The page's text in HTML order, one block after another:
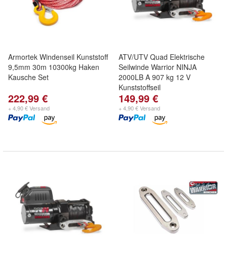
Armortek Windenseil Kunststoff
9,5mm 30m 10300kg Haken
Kausche Set
222,99 €
+ 4,90 € Versand
ATV/UTV Quad Elektrische
Seilwinde Warrior NINJA
2000LB A 907 kg 12 V
Kunststoffseil
149,99 €
+ 4,90 € Versand